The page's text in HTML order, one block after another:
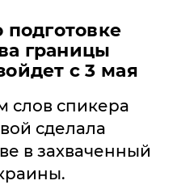
подготовке
границы
с 3 мая
слов спикера
сделала
в захваченный